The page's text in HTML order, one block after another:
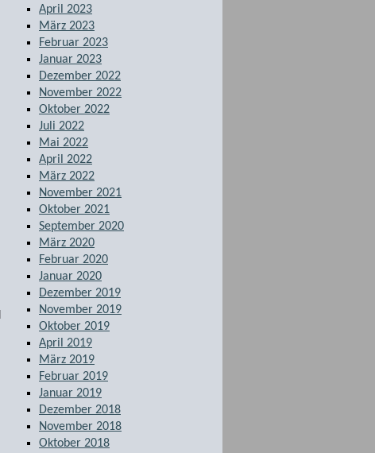
April 2023
März 2023
Februar 2023
Januar 2023
Dezember 2022
November 2022
Oktober 2022
Juli 2022
Mai 2022
April 2022
März 2022
November 2021
Oktober 2021
September 2020
März 2020
Februar 2020
Januar 2020
Dezember 2019
November 2019
Oktober 2019
April 2019
März 2019
Februar 2019
Januar 2019
Dezember 2018
November 2018
Oktober 2018